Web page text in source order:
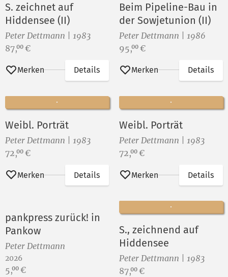
S. zeichnet auf
Hiddensee (II)
Peter Dettmann | 1983
Preis:
87,00 €
Merken Details
Beim Pipeline-Bau in
der Sowjetunion (II)
Peter Dettmann | 1986
Preis:
95,00 €
Merken Details
Weibl. Porträt
Peter Dettmann | 1983
Preis:
72,00 €
Merken Details
Weibl. Porträt
Peter Dettmann | 1983
Preis:
72,00 €
Merken Details
pankpress zurück! in
Pankow
Peter Dettmann
2026
Preis:
5,00 €
S., zeichnend auf
Hiddensee
Peter Dettmann | 1983
Preis:
87,00 €